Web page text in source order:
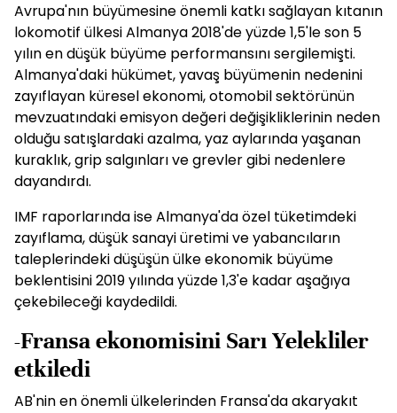
Avrupa'nın büyümesine önemli katkı sağlayan kıtanın
lokomotif ülkesi Almanya 2018'de yüzde 1,5'le son 5
yılın en düşük büyüme performansını sergilemişti.
Almanya'daki hükümet, yavaş büyümenin nedenini
zayıflayan küresel ekonomi, otomobil sektörünün
mevzuatındaki emisyon değeri değişikliklerinin neden
olduğu satışlardaki azalma, yaz aylarında yaşanan
kuraklık, grip salgınları ve grevler gibi nedenlere
dayandırdı.
IMF raporlarında ise Almanya'da özel tüketimdeki
zayıflama, düşük sanayi üretimi ve yabancıların
taleplerindeki düşüşün ülke ekonomik büyüme
beklentisini 2019 yılında yüzde 1,3'e kadar aşağıya
çekebileceği kaydedildi.
-Fransa ekonomisini Sarı Yelekliler
etkiledi
AB'nin en önemli ülkelerinden Fransa'da akaryakıt